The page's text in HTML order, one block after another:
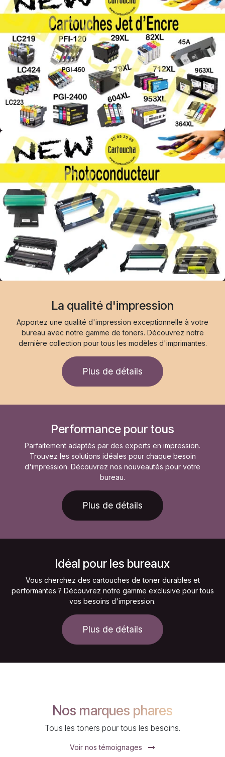
La qualité d'impression
Apportez une qualité d'impression exceptionnelle à votre
bureau avec notre gamme de toners. Découvrez notre
dernière collection pour tous les modèles d'imprimantes.
Plus de détails
Performance pour tous
Parfaitement adaptés par des experts en impression.
Trouvez les solutions idéales pour chaque besoin
d'impression. Découvrez nos nouveautés pour votre
bureau.
Plus de détails
Idéal pour les bureaux
Vous cherchez des cartouches de toner durables et
performantes ? Découvrez notre gamme exclusive pour tous
vos besoins d'impression.
Plus de détails
Nos marques phares
Tous les toners pour tous les besoins.
Voir nos témoignages